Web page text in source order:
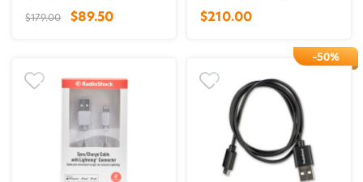
$179.00 $89.50 $210.00
-50%